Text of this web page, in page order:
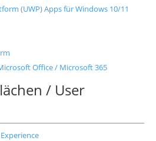
(UWP) Apps für Windows 10/11
Office / Microsoft 365
/ User